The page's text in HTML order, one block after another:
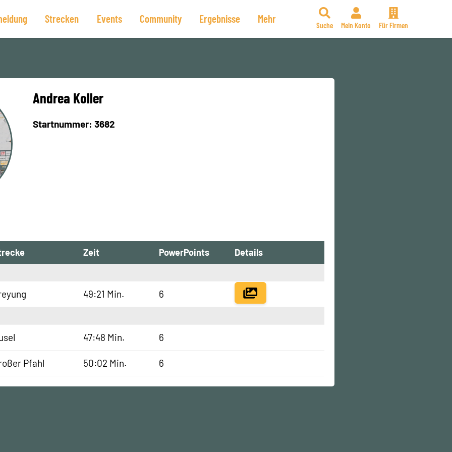
Strecken Events Community Ergebnisse Mehr
Suche Mein Konto Für Firmen
Andrea Koller
Startnummer: 3682
Zeit PowerPoints Details
49:21 Min. 6
47:48 Min. 6
Pfahl 50:02 Min. 6